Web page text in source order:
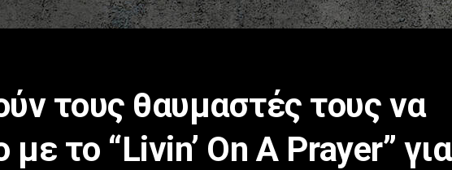
τους θαυμαστές τους να
με το “Livin’ On A Prayer” για